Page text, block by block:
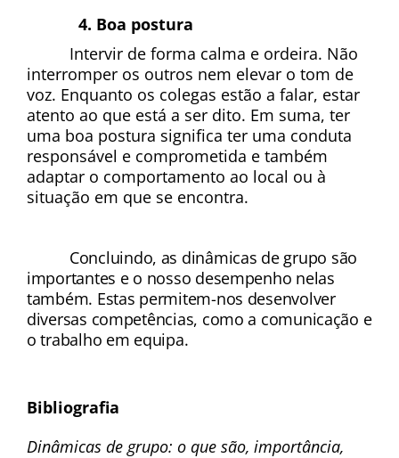
Boa postura
Intervir de forma calma e ordeira. Não
interromper os outros nem elevar o tom de
voz. Enquanto os colegas estão a falar, estar
atento ao que está a ser dito. Em suma, ter
uma boa postura significa ter uma conduta
responsável e comprometida e também
adaptar o comportamento ao local ou à
situação em que se encontra.
Concluindo, as dinâmicas de grupo são
importantes e o nosso desempenho nelas
também. Estas permitem-nos desenvolver
diversas competências, como a comunicação e
o trabalho em equipa.
Bibliografia
Dinâmicas de grupo: o que são, importância,